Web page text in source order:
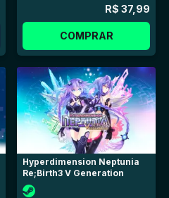
R$ 37,99
COMPRAR
Hyperdimension Neptunia
Re;Birth3 V Generation